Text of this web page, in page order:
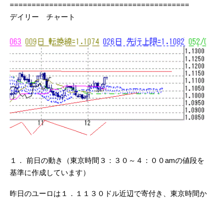
=========================================
デイリー チャート
１． 前日の動き（東京時間３：３０～４：００amの値段を
基準に作成しています）
昨日のユーロは１．１１３０ドル近辺で寄付き、東京時間か